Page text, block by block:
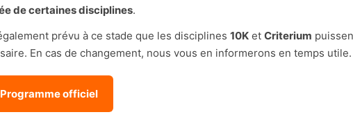
de certaines disciplines.
prévu à ce stade que les disciplines 10K et Criterium
En cas de changement, nous vous en informerons en temps utile.
officiel